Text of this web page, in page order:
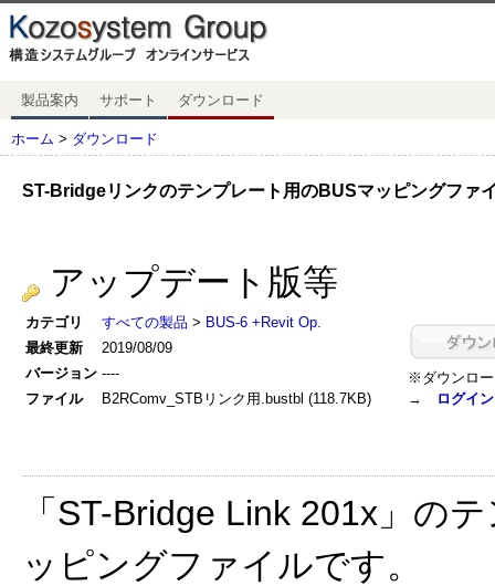
製品案内 サポート ダウンロード
ホーム > ダウンロード
ST-Bridgeリンクのテンプレート用のBUSマッピングファ
アップデート版等
カテゴリ すべての製品 > BUS-6 +Revit Op.
※ダウンロー
→
ログイン
最終更新
2019/08/09
バージョン ----
ファイル
B2RComv_STBリンク用.bustbl (118.7KB)
「ST-Bridge Link 201x」の
ッピングファイルです。